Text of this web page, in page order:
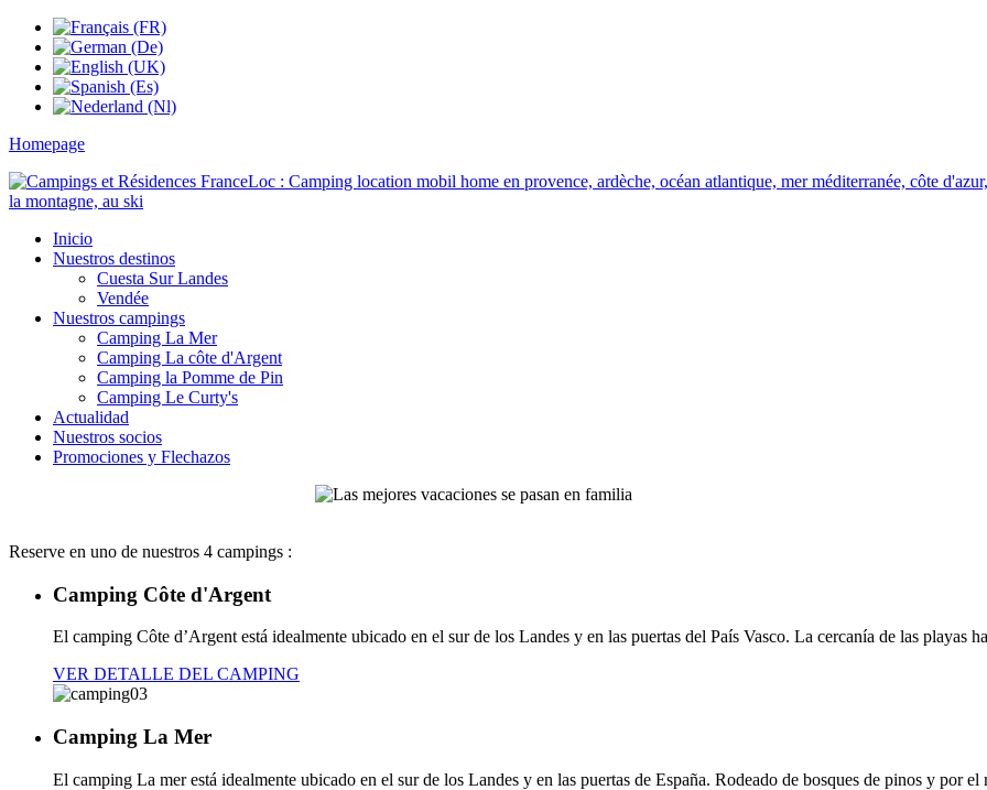
Homepage
Inicio
Nuestros destinos
Cuesta Sur Landes
Vendée
Nuestros campings
Camping La Mer
Camping La côte d'Argent
Camping la Pomme de Pin
Camping Le Curty's
Actualidad
Nuestros socios
Promociones y Flechazos
Reserve en uno de nuestros 4 campings :
Camping Côte d'Argent
El camping Côte d’Argent está idealmente ubicado en el sur de los Landes y en las puertas del País Vasco. La cercanía de las playas
VER DETALLE DEL CAMPING
Camping La Mer
El camping La mer está idealmente ubicado en el sur de los Landes y en las puertas de España. Rodeado de bosques de pinos y por